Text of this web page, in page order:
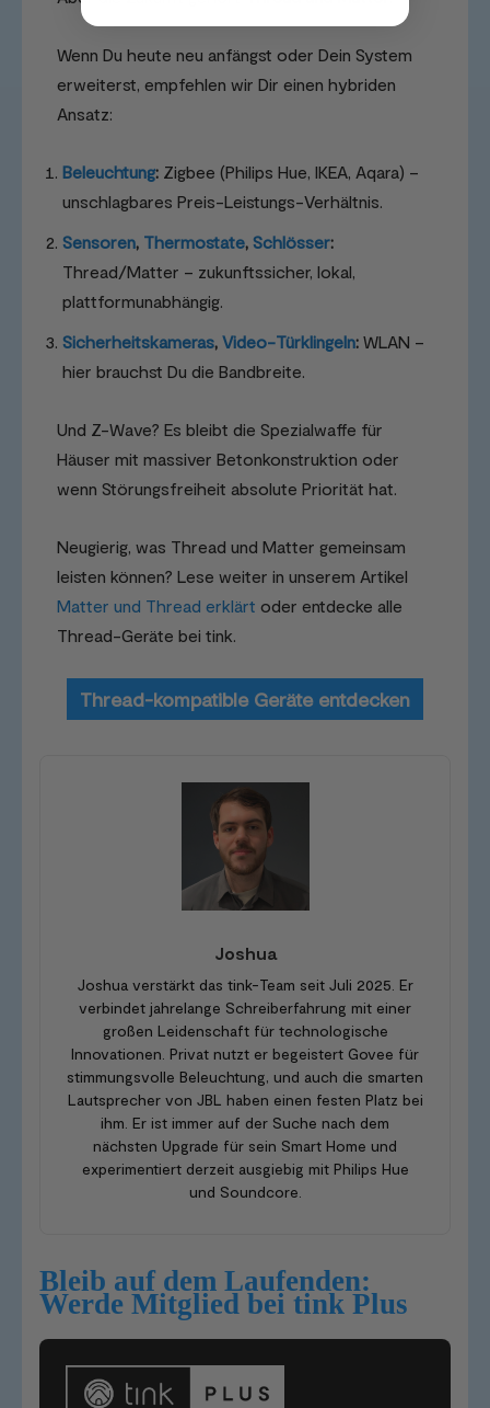
Wenn Du heute neu anfängst oder Dein System
erweiterst, empfehlen wir Dir einen hybriden
Ansatz:
Beleuchtung: Zigbee (Philips Hue, IKEA, Aqara) –
unschlagbares Preis-Leistungs-Verhältnis.
Sensoren, Thermostate, Schlösser:
Thread/Matter – zukunftssicher, lokal,
plattformunabhängig.
Sicherheitskameras, Video-Türklingeln: WLAN –
hier brauchst Du die Bandbreite.
Und Z-Wave? Es bleibt die Spezialwaffe für
Häuser mit massiver Betonkonstruktion oder
wenn Störungsfreiheit absolute Priorität hat.
Neugierig, was Thread und Matter gemeinsam
leisten können? Lese weiter in unserem Artikel
Matter und Thread erklärt oder entdecke alle
Thread-Geräte bei tink.
Thread-kompatible Geräte entdecken
Joshua
Joshua verstärkt das tink-Team seit Juli 2025. Er
verbindet jahrelange Schreiberfahrung mit einer
großen Leidenschaft für technologische
Innovationen. Privat nutzt er begeistert Govee für
stimmungsvolle Beleuchtung, und auch die smarten
Lautsprecher von JBL haben einen festen Platz bei
ihm. Er ist immer auf der Suche nach dem
nächsten Upgrade für sein Smart Home und
experimentiert derzeit ausgiebig mit Philips Hue
und Soundcore.
Bleib auf dem Laufenden:
Werde Mitglied bei tink Plus